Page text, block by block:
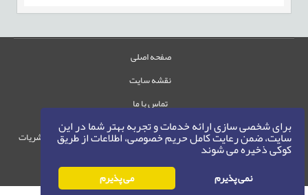
برای شخصی سازی ارائه خدمات و تجربه بهتر شما در این
سایت، ضمن رعایت کامل حریم خصوصی، اطلاعات از طریق
کوکی ذخیره می شوند
نمی پذیرم می پذیرم
صفحه اصلی
نقشه سایت
تماس با ما
حقوق این وب‌سایت متعلق به سامانه مدیریت نشریات
حق نشر 1405-1396